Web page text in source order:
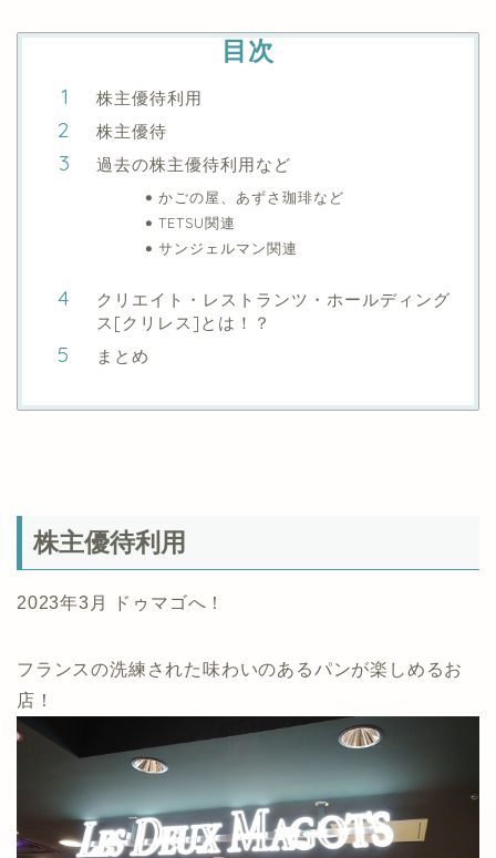
目次
株主優待利用
株主優待
過去の株主優待利用など
かごの屋、あずさ珈琲など
TETSU関連
サンジェルマン関連
クリエイト・レストランツ・ホールディング
ス[クリレス]とは！？
まとめ
株主優待利用
2023年3月 ドゥマゴへ！
フランスの洗練された味わいのあるパンが楽しめるお
店！